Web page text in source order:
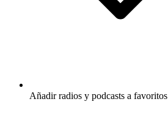
Añadir radios y podcasts a favoritos